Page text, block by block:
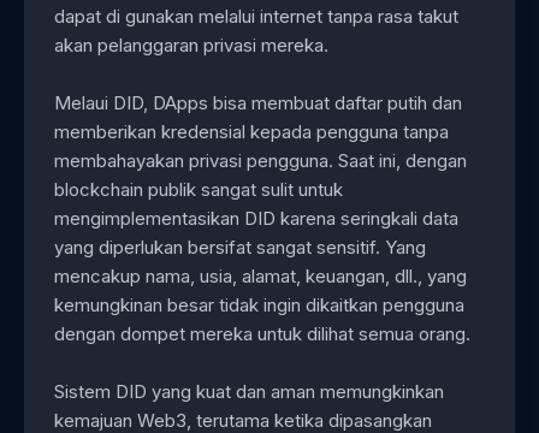
dapat di gunakan melalui internet tanpa rasa takut
akan pelanggaran privasi mereka.
Melaui DID, DApps bisa membuat daftar putih dan
memberikan kredensial kepada pengguna tanpa
membahayakan privasi pengguna. Saat ini, dengan
blockchain publik sangat sulit untuk
mengimplementasikan DID karena seringkali data
yang diperlukan bersifat sangat sensitif. Yang
mencakup nama, usia, alamat, keuangan, dll., yang
kemungkinan besar tidak ingin dikaitkan pengguna
dengan dompet mereka untuk dilihat semua orang.
Sistem DID yang kuat dan aman memungkinkan
kemajuan Web3, terutama ketika dipasangkan